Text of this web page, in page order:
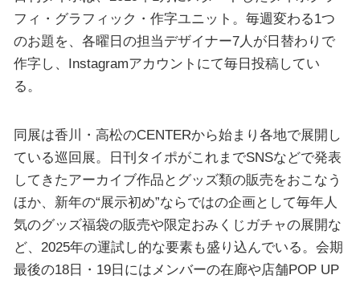
フィ・グラフィック・作字ユニット。毎週変わる1つ
のお題を、各曜日の担当デザイナー7人が日替わりで
作字し、Instagramアカウントにて毎日投稿してい
る。
同展は香川・高松のCENTERから始まり各地で展開し
ている巡回展。日刊タイポがこれまでSNSなどで発表
してきたアーカイブ作品とグッズ類の販売をおこなう
ほか、新年の“展示初め”ならではの企画として毎年人
気のグッズ福袋の販売や限定おみくじガチャの展開な
ど、2025年の運試し的な要素も盛り込んでいる。会期
最後の18日・19日にはメンバーの在廊や店舗POP UP